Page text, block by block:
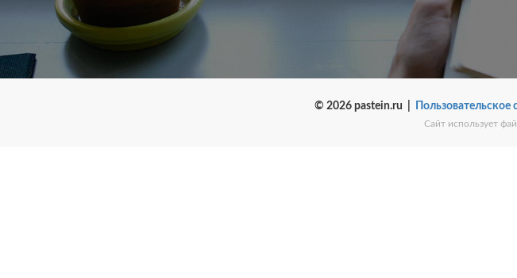
© 2026 pastein.ru | Пользовательское
Сайт использует